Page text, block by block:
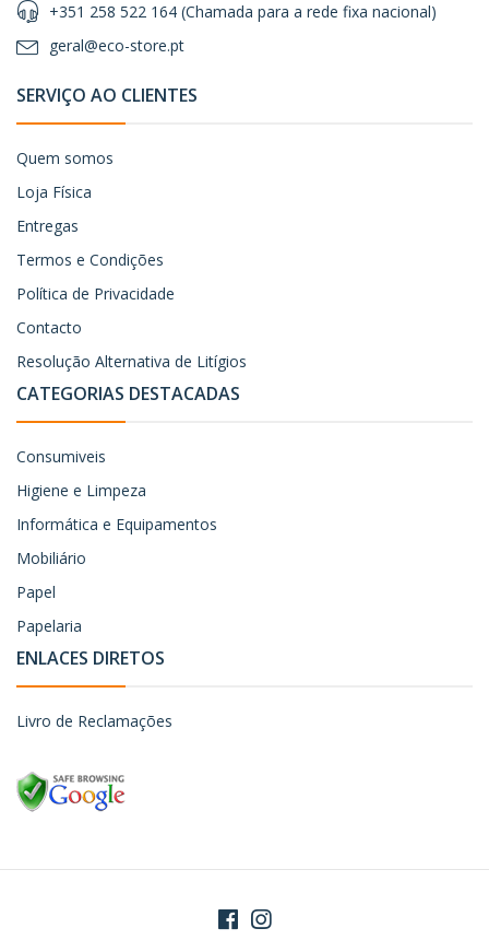
+351 258 522 164 (Chamada para a rede fixa nacional)
geral@eco-store.pt
SERVIÇO AO CLIENTES
Quem somos
Loja Física
Entregas
Termos e Condições
Política de Privacidade
Contacto
Resolução Alternativa de Litígios
CATEGORIAS DESTACADAS
Consumiveis
Higiene e Limpeza
Informática e Equipamentos
Mobiliário
Papel
Papelaria
ENLACES DIRETOS
Livro de Reclamações